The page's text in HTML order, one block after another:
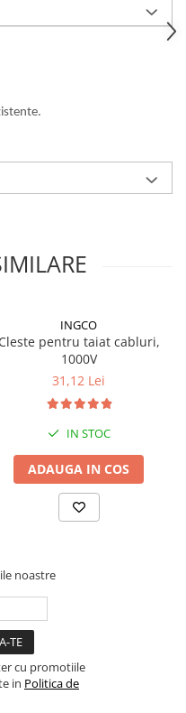
INGCO
Cleste pentru taiat cabluri,
1000V
31,12 Lei
IN STOC
ADAUGA IN COS
noastre
cu promotiile
in Politica de